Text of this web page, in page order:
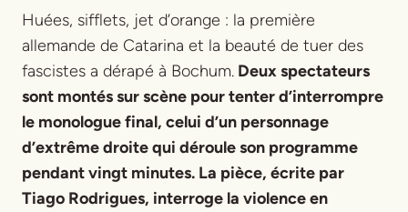
Huées, sifflets, jet d’orange : la première
allemande de Catarina et la beauté de tuer des
fascistes a dérapé à Bochum. Deux spectateurs
sont montés sur scène pour tenter d’interrompre
le monologue final, celui d’un personnage
d’extrême droite qui déroule son programme
pendant vingt minutes. La pièce, écrite par
Tiago Rodrigues, interroge la violence en